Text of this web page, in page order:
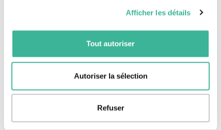
Afficher les détails
Tout autoriser
Autoriser la sélection
Refuser
Les activités et les frais d'entrée dans les musées ou
sur les sites au programme, les services de guide pour
les visites guidées prévues. Exception : les visites
doivent faire l'objet d'une régie d'avance organisée
par le gestionnaire et sont payables sur place.
Le logement et la restauration selon la formule